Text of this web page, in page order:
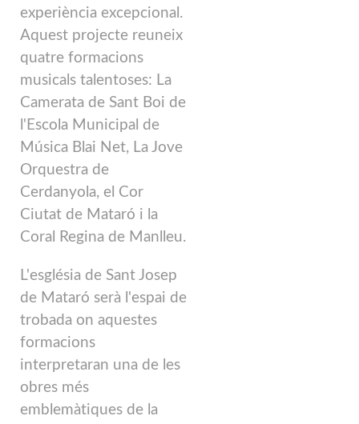
experiència excepcional.
Aquest projecte reuneix
quatre formacions
musicals talentoses: La
Camerata de Sant Boi de
l'Escola Municipal de
Música Blai Net, La Jove
Orquestra de
Cerdanyola, el Cor
Ciutat de Mataró i la
Coral Regina de Manlleu.
L'església de Sant Josep
de Mataró serà l'espai de
trobada on aquestes
formacions
interpretaran una de les
obres més
emblemàtiques de la